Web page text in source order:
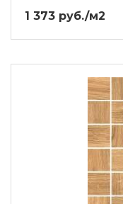
1 373 руб./м2